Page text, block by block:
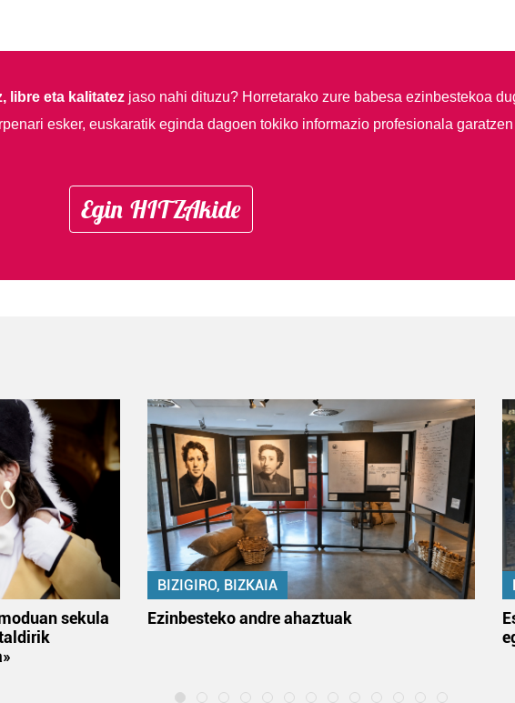
libre eta kalitatezjaso nahi dituzu? Horretarako zure babesa ezinbestekoa
esker, euskaratik eginda dagoen tokiko informazio profesionala garatzen
Egin HITZAkide
sekula
BIZIGIRO, BIZKAIA
Ezinbesteko andre ahaztuak